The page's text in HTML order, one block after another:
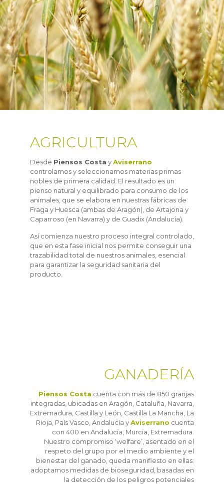
AGRICULTURA
Desde Piensos Costa yAviserrano
controlamos y seleccionamos materias primas
nobles de primera calidad. El resultado es un
pienso natural y equilibrado para consumo de los
animales, que se elabora en nuestras fábricas de
Fraga y Huesca (ambas de Aragón), de Artajona y
Caparroso (en Navarra) y de Guadix (Andalucía).
Así comienza nuestro proceso integral controlado,
que en esta fase inicial nos permite conseguir una
trazabilidad total de nuestros animales, esencial
para garantizar la seguridad sanitaria del
producto.
GANADERÍA
Piensos Costa cuenta con más de 850 granjas
integradas, ubicadas en Aragón, Cataluña, Navarra,
Extremadura, Castilla y León, Castilla La Mancha, La
Rioja, País Vasco, Andalucía yAviserrano cuenta
con 400 en Andalucía, Murcia, Extremadura.
Nuestro compromiso ‘welfare’, asentado en el
respeto del grupo por el medio ambiente y el
bienestar del ganado, queda manifiesto en ellas:
adoptamos medidas de bioseguridad, basadas en
la detección de los peligros potenciales